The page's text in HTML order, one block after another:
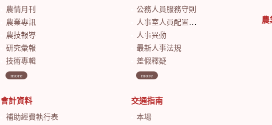
農情月刊
農業專訊
農技報導
研究彙報
技術專輯
more
會計資料
補助經費執行表
公務人員服務守則
人事室人員配置及業務職掌
人事異動
最新人事法規
差假釋疑
more
交通指南
本場
農